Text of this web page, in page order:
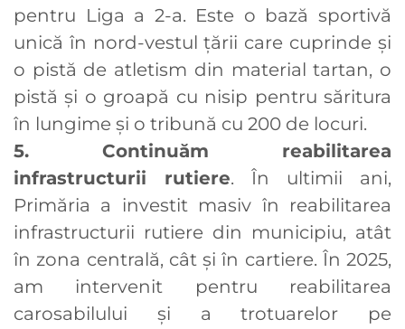
pentru Liga a 2-a. Este o bază sportivă
unică în nord-vestul țării care cuprinde și
o pistă de atletism din material tartan, o
pistă şi o groapă cu nisip pentru săritura
în lungime și o tribună cu 200 de locuri.
5. Continuăm reabilitarea
infrastructurii rutiere. În ultimii ani,
Primăria a investit masiv în reabilitarea
infrastructurii rutiere din municipiu, atât
în zona centrală, cât și în cartiere. În 2025,
am intervenit pentru reabilitarea
carosabilului și a trotuarelor pe